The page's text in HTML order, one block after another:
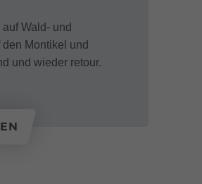
Wald- und
Montikel und
und wieder retour.